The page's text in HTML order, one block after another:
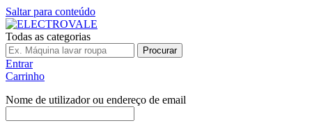
Saltar para conteúdo
Todas as categorias
Procurar
Entrar
Carrinho
Nome de utilizador ou endereço de email